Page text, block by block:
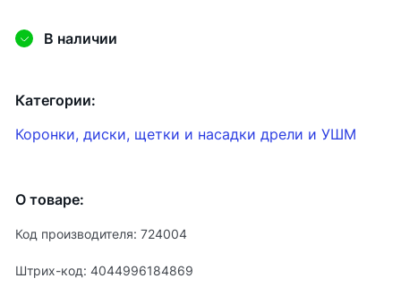
Категории:
Коронки, диски, щетки и насадки дрели и УШМ
О товаре:
Код производителя: 724004
Штрих-код: 4044996184869
В наличии